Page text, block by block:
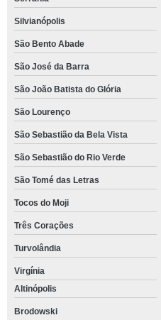
Silvianópolis
São Bento Abade
São José da Barra
São João Batista do Glória
São Lourenço
São Sebastião da Bela Vista
São Sebastião do Rio Verde
São Tomé das Letras
Tocos do Moji
Três Corações
Turvolândia
Virgínia
Altinópolis
Brodowski